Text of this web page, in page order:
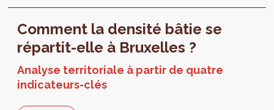
Comment la densité bâtie se
répartit-elle à Bruxelles ?
Analyse territoriale à partir de quatre
indicateurs-clés